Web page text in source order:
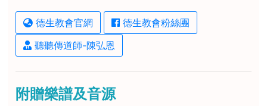
德生教會官網
德生教會粉絲團
聽聽傳道師-陳弘恩
附贈樂譜及音源